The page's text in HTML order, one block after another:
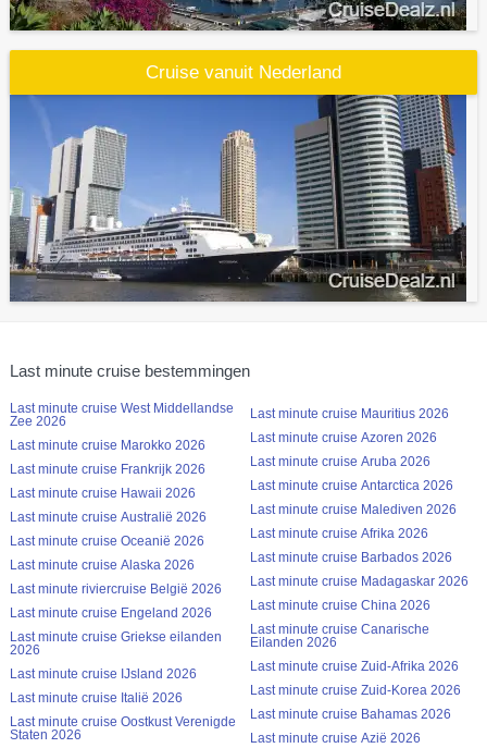
Cruise vanuit Nederland
Last minute cruise bestemmingen
Last minute cruise West Middellandse
Zee 2026
Last minute cruise Marokko 2026
Last minute cruise Frankrijk 2026
Last minute cruise Hawaii 2026
Last minute cruise Australië 2026
Last minute cruise Oceanië 2026
Last minute cruise Alaska 2026
Last minute riviercruise België 2026
Last minute cruise Engeland 2026
Last minute cruise Griekse eilanden
2026
Last minute cruise IJsland 2026
Last minute cruise Italië 2026
Last minute cruise Oostkust Verenigde
Staten 2026
Last minute cruise Mauritius 2026
Last minute cruise Azoren 2026
Last minute cruise Aruba 2026
Last minute cruise Antarctica 2026
Last minute cruise Malediven 2026
Last minute cruise Afrika 2026
Last minute cruise Barbados 2026
Last minute cruise Madagaskar 2026
Last minute cruise China 2026
Last minute cruise Canarische
Eilanden 2026
Last minute cruise Zuid-Afrika 2026
Last minute cruise Zuid-Korea 2026
Last minute cruise Bahamas 2026
Last minute cruise Azië 2026